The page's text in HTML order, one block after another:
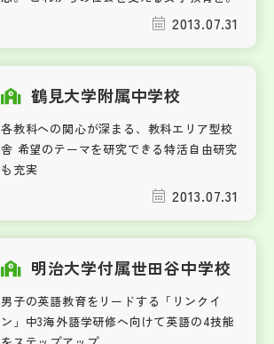
2013.07.31
鶴見大学附属中学校
各教科への関心が深まる、教科エリア型校
舎 希望のテーマを研究できる特活自由研究
も充実
2013.07.31
明治大学付属世田谷中学校
男子の英語教育をリードする「リンクイ
ン」中3海外語学研修へ向けて英語の4技能